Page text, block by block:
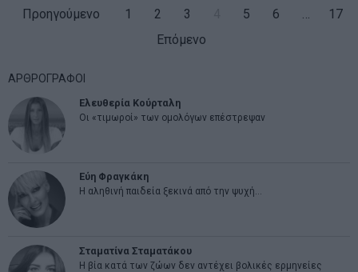
Προηγούμενο 1 2 3 5 6
17
Επόμενο
ΑΡΘΡΟΓΡΑΦΟΙ
Ελευθερία Κούρταλη
Οι «τιμωροί» των ομολόγων επέστρεψαν
Εύη Φραγκάκη
Η αληθινή παιδεία ξεκινά από την ψυχή…
Σταματίνα Σταματάκου
Η βία κατά των ζώων δεν αντέχει βολικές ερμηνείες